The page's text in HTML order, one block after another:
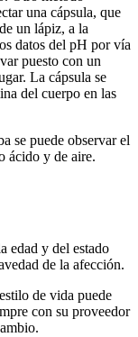
una cápsula, que
un lápiz, a la
datos del pH por vía
puesto con un
La cápsula se
del cuerpo en las
se puede observar el
ácido y de aire.
edad y del estado
de la afección.
de vida puede
con su proveedor